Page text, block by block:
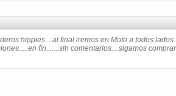
hippies....al final iremos en Moto a todos
fín.......sin comentarios....sigamos